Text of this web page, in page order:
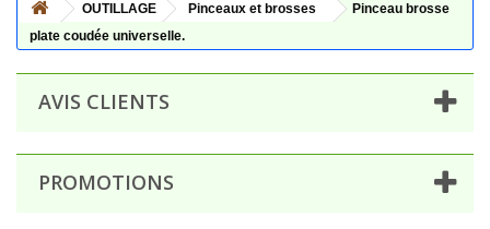
OUTILLAGE Pinceaux et brosses
Pinceau brosse
plate coudée universelle.
AVIS CLIENTS
PROMOTIONS